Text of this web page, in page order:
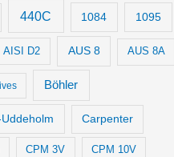
440C 1084 1095
AISI D2 AUS 8 AUS 8A
Böhler
Carpenter
CPM 3V CPM 10V